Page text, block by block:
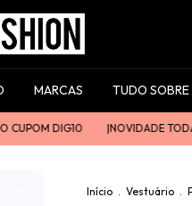
MARCAS TUDO SOBRE
DIG10 |ㅤㅤNOVIDADE TODA
Início . Vestuário .